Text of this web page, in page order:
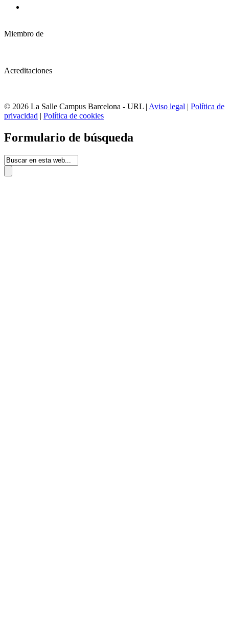
Miembro de
Acreditaciones
© 2026 La Salle Campus Barcelona - URL | Aviso legal | Política de
privacidad | Política de cookies
Formulario de búsqueda